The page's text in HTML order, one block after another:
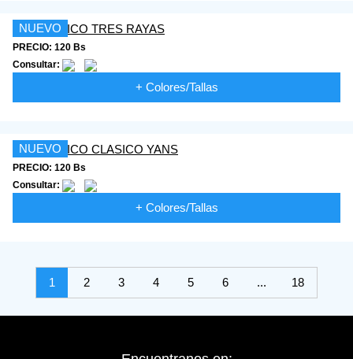
NUEVO
PRECIO: 120 Bs
Consultar:
+ Colores/Tallas
NUEVO
PRECIO: 120 Bs
Consultar:
+ Colores/Tallas
1 2 3 4 5 6 ... 18